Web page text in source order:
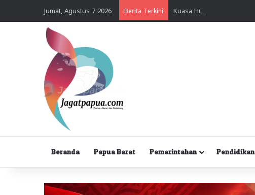
Jumat, Agustus 7 2026 Berita Terkini
Beranda Papua Barat Pemerintahan Pendidikan